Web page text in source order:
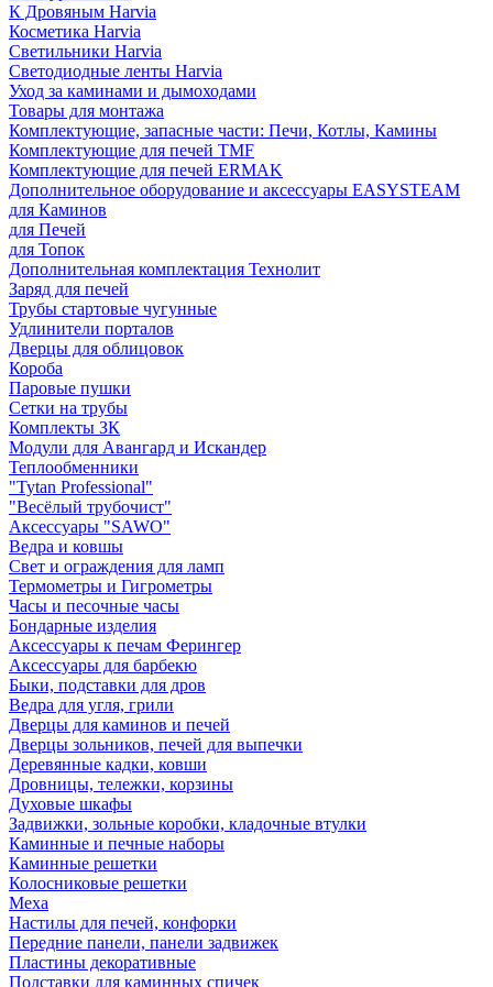
К Дровяным Harvia
Косметика Harvia
Светильники Harvia
Светодиодные ленты Harvia
Уход за каминами и дымоходами
Товары для монтажа
Комплектующие, запасные части: Печи, Котлы, Камины
Комплектующие для печей TMF
Комплектующие для печей ERMAK
Дополнительное оборудование и аксессуары EASYSTEAM
для Каминов
для Печей
для Топок
Дополнительная комплектация Технолит
Заряд для печей
Трубы стартовые чугунные
Удлинители порталов
Дверцы для облицовок
Короба
Паровые пушки
Сетки на трубы
Комплекты ЗК
Модули для Авангард и Искандер
Теплообменники
"Tytan Professional"
"Весёлый трубочист"
Аксессуары "SAWO"
Ведра и ковшы
Свет и ограждения для ламп
Термометры и Гигрометры
Часы и песочные часы
Бондарные изделия
Аксессуары к печам Ферингер
Аксессуары для барбекю
Быки, подставки для дров
Ведра для угля, грили
Дверцы для каминов и печей
Дверцы зольников, печей для выпечки
Деревянные кадки, ковши
Дровницы, тележки, корзины
Духовые шкафы
Задвижки, зольные коробки, кладочные втулки
Каминные и печные наборы
Каминные решетки
Колосниковые решетки
Меха
Настилы для печей, конфорки
Передние панели, панели задвижек
Пластины декоративные
Подставки для каминных спичек